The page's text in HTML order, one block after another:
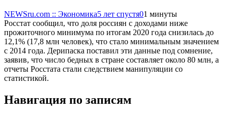
NEWSru.com :: Экономика5 лет спустя01 минуты
Росстат сообщил, что доля россиян с доходами ниже
прожиточного минимума по итогам 2020 года снизилась до
12,1% (17,8 млн человек), что стало минимальным значением
с 2014 года. Дерипаска поставил эти данные под сомнение,
заявив, что число бедных в стране составляет около 80 млн, а
отчеты Росстата стали следствием манипуляции со
статистикой.
Навигация по записям